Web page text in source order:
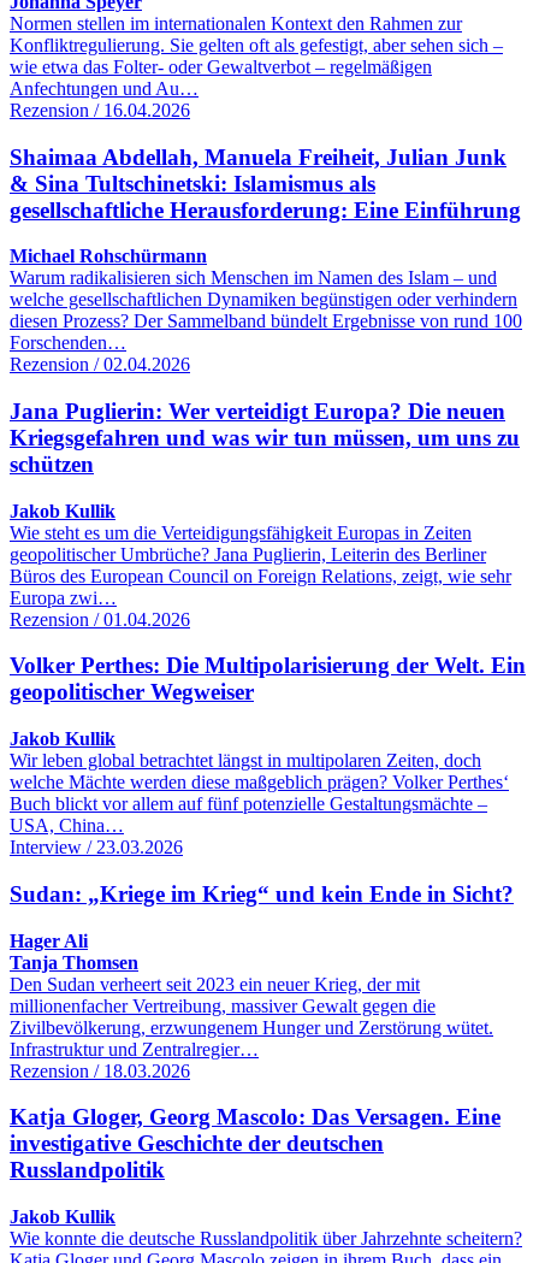
Normen stellen im internationalen Kontext den Rahmen zur
Konfliktregulierung. Sie gelten oft als gefestigt, aber sehen sich –
wie etwa das Folter- oder Gewaltverbot – regelmäßigen
Anfechtungen und Au…
Rezension / 16.04.2026
Shaimaa Abdellah, Manuela Freiheit, Julian Junk
& Sina Tultschinetski: Islamismus als
gesellschaftliche Herausforderung: Eine Einführung
Michael Rohschürmann
Warum radikalisieren sich Menschen im Namen des Islam – und
welche gesellschaftlichen Dynamiken begünstigen oder verhindern
diesen Prozess? Der Sammelband bündelt Ergebnisse von rund 100
Forschenden…
Rezension / 02.04.2026
Jana Puglierin: Wer verteidigt Europa? Die neuen
Kriegsgefahren und was wir tun müssen, um uns zu
schützen
Jakob Kullik
Wie steht es um die Verteidigungsfähigkeit Europas in Zeiten
geopolitischer Umbrüche? Jana Puglierin, Leiterin des Berliner
Büros des European Council on Foreign Relations, zeigt, wie sehr
Europa zwi…
Rezension / 01.04.2026
Volker Perthes: Die Multipolarisierung der Welt. Ein
geopolitischer Wegweiser
Jakob Kullik
Wir leben global betrachtet längst in multipolaren Zeiten, doch
welche Mächte werden diese maßgeblich prägen? Volker Perthes‘
Buch blickt vor allem auf fünf potenzielle Gestaltungsmächte –
USA, China…
Interview / 23.03.2026
Sudan: „Kriege im Krieg“ und kein Ende in Sicht?
Hager Ali
Tanja Thomsen
Den Sudan verheert seit 2023 ein neuer Krieg, der mit
millionenfacher Vertreibung, massiver Gewalt gegen die
Zivilbevölkerung, erzwungenem Hunger und Zerstörung wütet.
Infrastruktur und Zentralregier…
Rezension / 18.03.2026
Katja Gloger, Georg Mascolo: Das Versagen. Eine
investigative Geschichte der deutschen
Russlandpolitik
Jakob Kullik
Wie konnte die deutsche Russlandpolitik über Jahrzehnte scheitern?